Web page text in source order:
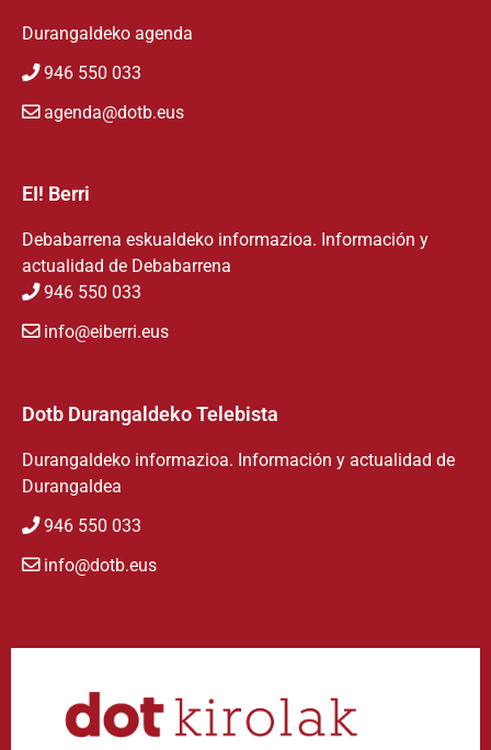
Durangaldeko agenda
946 550 033
agenda@dotb.eus
EI! Berri
Debabarrena eskualdeko informazioa. Información y
actualidad de Debabarrena
946 550 033
info@eiberri.eus
Dotb Durangaldeko Telebista
Durangaldeko informazioa. Información y actualidad de
Durangaldea
946 550 033
info@dotb.eus